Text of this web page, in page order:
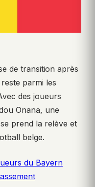
de transition après
parmi les
des joueurs
Onana, une
prend la relève et
belge.
du Bayern